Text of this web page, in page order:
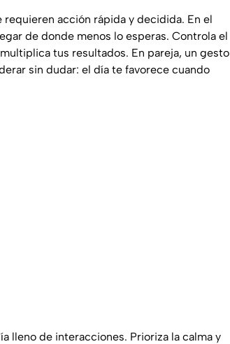
acción rápida y decidida. En el
de donde menos lo esperas. Controla el
tus resultados. En pareja, un gesto
sin dudar: el día te favorece cuando
lleno de interacciones. Prioriza la calma y